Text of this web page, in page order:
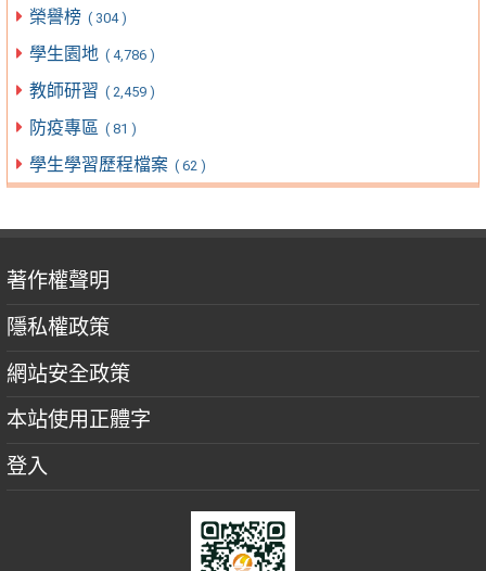
榮譽榜 ( 304 )
學生園地 ( 4,786 )
教師研習 ( 2,459 )
防疫專區 ( 81 )
學生學習歷程檔案 ( 62 )
著作權聲明
隱私權政策
網站安全政策
本站使用正體字
登入